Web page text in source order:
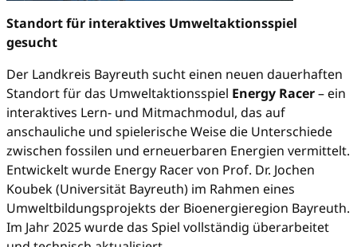
Standort für interaktives Umweltaktionsspiel
gesucht
Der Landkreis Bayreuth sucht einen neuen dauerhaften
Standort für das Umweltaktionsspiel Energy Racer– ein
interaktives Lern- und Mitmachmodul, das auf
anschauliche und spielerische Weise die Unterschiede
zwischen fossilen und erneuerbaren Energien vermittelt.
Entwickelt wurde Energy Racer von Prof. Dr. Jochen
Koubek (Universität Bayreuth) im Rahmen eines
Umweltbildungsprojekts der Bioenergieregion Bayreuth.
Im Jahr 2025 wurde das Spiel vollständig überarbeitet